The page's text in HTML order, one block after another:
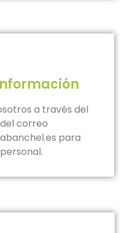
a través del
correo
para